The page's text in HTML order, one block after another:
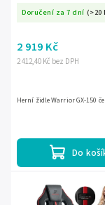
Doručení za 7 dní (>20
2 412,40 Kč bez DPH
2 919 Kč
Do
Herní židle Warrior GX-150